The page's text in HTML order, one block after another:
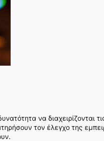
να διαχειρίζονται
τον έλεγχο της